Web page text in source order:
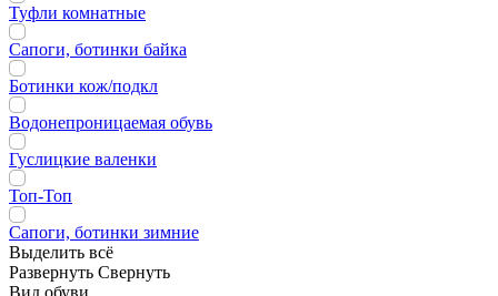
Туфли комнатные
Сапоги, ботинки байка
Ботинки кож/подкл
Водонепроницаемая обувь
Гуслицкие валенки
Топ-Топ
Сапоги, ботинки зимние
Выделить всё
Развернуть Свернуть
Вид обуви